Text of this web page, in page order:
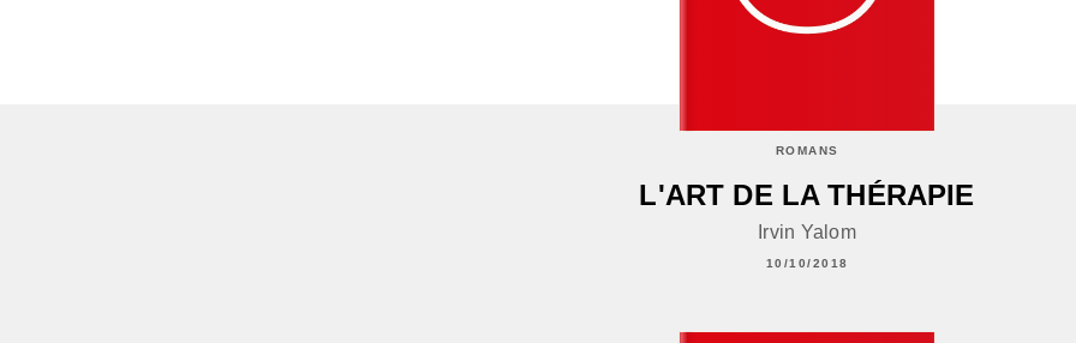
ROMANS
L'ART DE LA THÉRAPIE
Irvin Yalom
10/10/2018